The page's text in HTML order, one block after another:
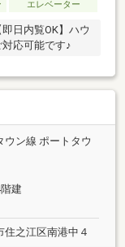
エレベーター
日内覧OK】ハウ
応可能です♪
ウン線 ポートタウ
建
住之江区南港中４